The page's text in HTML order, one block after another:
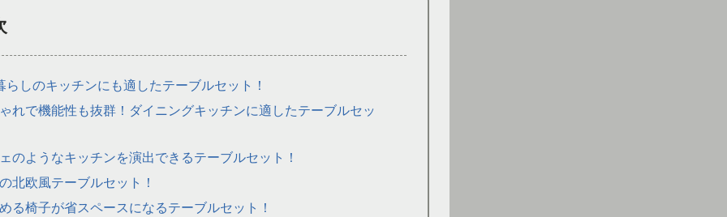
らしのキッチンにも適したテーブルセット！
れで機能性も抜群！ダイニングキッチンに適したテーブルセッ
のようなキッチンを演出できるテーブルセット！
北欧風テーブルセット！
る椅子が省スペースになるテーブルセット！